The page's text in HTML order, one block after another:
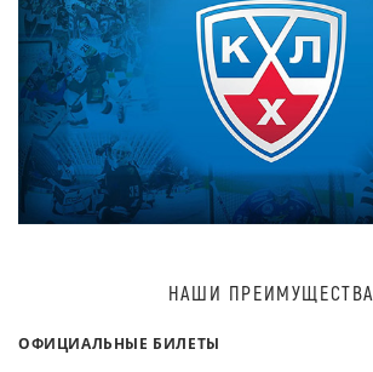
НАШИ ПРЕИМУЩЕСТВА
ОФИЦИАЛЬНЫЕ БИЛЕТЫ